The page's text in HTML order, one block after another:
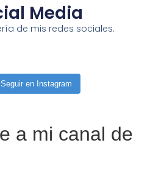
Media
de mis redes sociales.
Seguir en Instagram
a mi canal de